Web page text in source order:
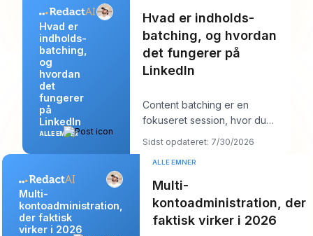
Hvad er
indholds-
batching,
og
hvordan
det
fungerer
på
LinkedIn
ALLE EMNER
Hvad er indholds-
batching, og hvordan
det fungerer på
LinkedIn
Content batching er en
fokuseret session, hvor du
laver flere LinkedIn-opslag på
én gang og derefter
Sidst opdateret: 7/30/2026
Multi-
kontoadministration,
der faktisk
virker i 2026
ALLE EMNER
Multi-
kontoadministration, der
faktisk virker i 2026